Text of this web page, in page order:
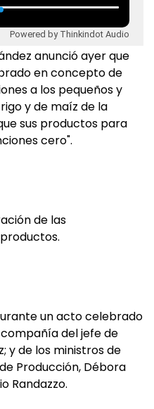
Powered by Thinkindot Audio
anunció ayer que
en concepto de
a los pequeños y
y de maíz de la
sus productos para
cero".
de las
un acto celebrado
del jefe de
y de los ministros de
Producción, Débora
Randazzo.